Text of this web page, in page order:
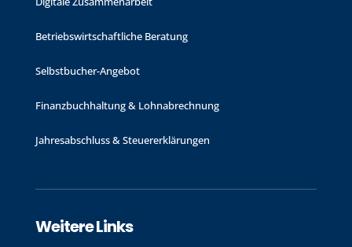
Betriebswirtschaftliche Beratung
Selbstbucher-Angebot
Finanzbuchhaltung & Lohnabrechnung
Jahres­abschluss & Steuer­erklärungen
Weitere Links